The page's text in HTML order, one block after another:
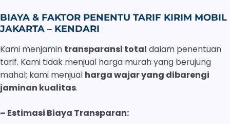
BIAYA & FAKTOR PENENTU TARIF KIRIM MOBIL
JAKARTA – KENDARI
Kami menjamin transparansi total dalam penentuan
tarif. Kami tidak menjual harga murah yang berujung
mahal; kami menjual harga wajar yang dibarengi
jaminan kualitas.
– Estimasi Biaya Transparan: